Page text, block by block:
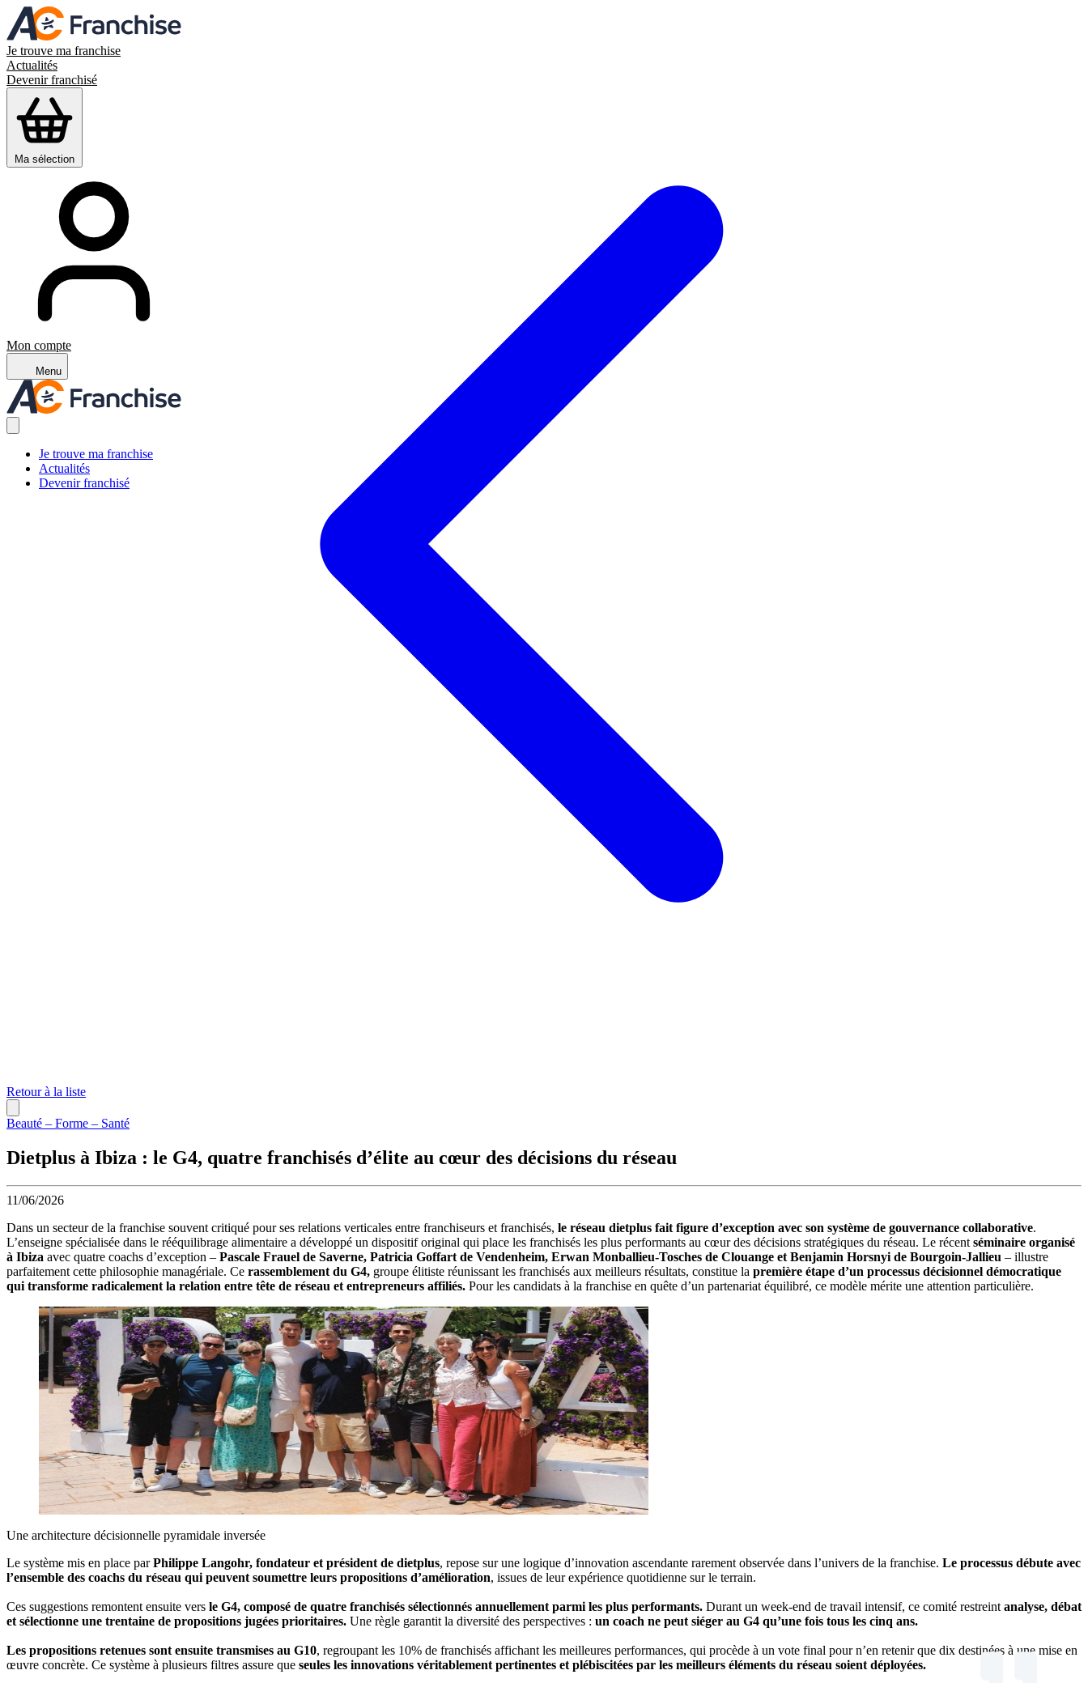
Je trouve ma franchise
Actualités
Devenir franchisé
Ma sélection
Mon compte
Menu
Je trouve ma franchise
Actualités
Devenir franchisé
Retour à la liste
Beauté – Forme – Santé
Dietplus à Ibiza : le G4, quatre franchisés d’élite au cœur des décisions du réseau
11/06/2026
Dans un secteur de la franchise souvent critiqué pour ses relations verticales entre franchiseurs et franchisés, le réseau dietplus fait figure d’exception avec son système de gouvernance collaborative.
L’enseigne spécialisée dans le rééquilibrage alimentaire a développé un dispositif original qui place les franchisés les plus performants au cœur des décisions stratégiques du réseau. Le récent séminaire organisé
à Ibiza avec quatre coachs d’exception – Pascale Frauel de Saverne, Patricia Goffart de Vendenheim, Erwan Monballieu-Tosches de Clouange et Benjamin Horsnyi de Bourgoin-Jallieu – illustre
parfaitement cette philosophie managériale. Ce rassemblement du G4, groupe élitiste réunissant les franchisés aux meilleurs résultats, constitue la première étape d’un processus décisionnel démocratique
qui transforme radicalement la relation entre tête de réseau et entrepreneurs affiliés. Pour les candidats à la franchise en quête d’un partenariat équilibré, ce modèle mérite une attention particulière.
Une architecture décisionnelle pyramidale inversée
Le système mis en place parPhilippe Langohr, fondateur et président de dietplus, repose sur une logique d’innovation ascendante rarement observée dans l’univers de la franchise. Le processus débute avec
l’ensemble des coachs du réseau qui peuvent soumettre leurs propositions d’amélioration, issues de leur expérience quotidienne sur le terrain.
Ces suggestions remontent ensuite vers le G4, composé de quatre franchisés sélectionnés annuellement parmi les plus performants. Durant un week-end de travail intensif, ce comité restreint analyse, débat
et sélectionne une trentaine de propositions jugées prioritaires. Une règle garantit la diversité des perspectives : un coach ne peut siéger au G4 qu’une fois tous les cinq ans.
Les propositions retenues sont ensuite transmises au G10, regroupant les 10% de franchisés affichant les meilleures performances, qui procède à un vote final pour n’en retenir que dix destinées à une mise en
œuvre concrète. Ce système à plusieurs filtres assure que seules les innovations véritablement pertinentes et plébiscitées par les meilleurs éléments du réseau soient déployées.